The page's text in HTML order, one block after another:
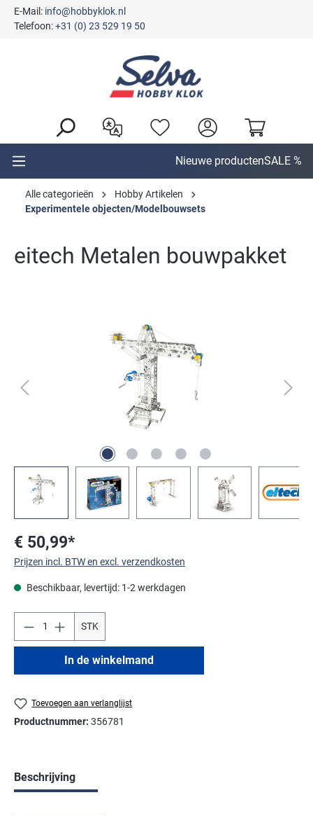
E-Mail: info@hobbyklok.nl
Telefoon:+31 (0) 23 529 19 50
Nieuwe productenSALE %
Alle categorieën
Hobby Artikelen
Experimentele objecten/Modelbouwsets
eitech Metalen bouwpakket
€ 50,99*
Prijzen incl. BTW en excl. verzendkosten
Beschikbaar, levertijd: 1-2 werkdagen
STK
In de winkelmand
Toevoegen aan verlanglijst
Productnummer: 356781
Beschrijving